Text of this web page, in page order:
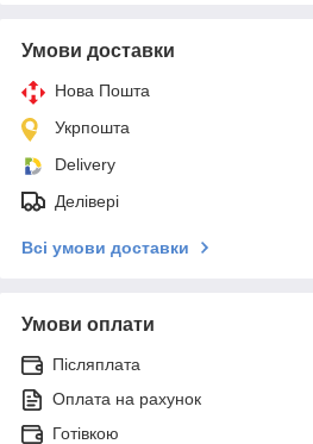
Умови доставки
Нова Пошта
Укрпошта
Delivery
Делівері
Всі умови доставки
Умови оплати
Післяплата
Оплата на рахунок
Готівкою